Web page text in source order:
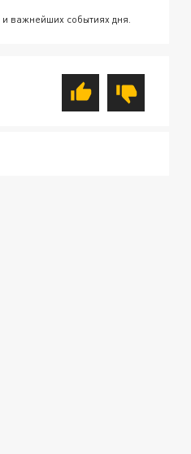
важнейших событиях дня.